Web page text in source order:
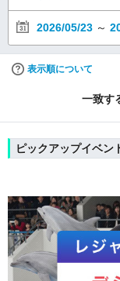
2026/05/23 ～
表示順について
一致す
ピックアップイベン